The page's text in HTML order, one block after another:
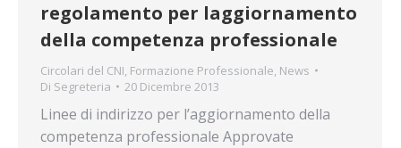
regolamento per laggiornamento
della competenza professionale
Circolari del CNI, Formazione Professionale, News
Di Segreteria 20 Dicembre 2013
Linee di indirizzo per l’aggiornamento della
competenza professionale Approvate